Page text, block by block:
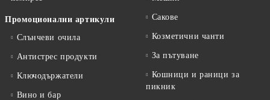
Промоционални артикули
Слънчеви очила
Антистрес продукти
Ключодържатели
Вино и бар
Сакове
Козметични чанти
За пътуване
Кошници и раници за
пикник